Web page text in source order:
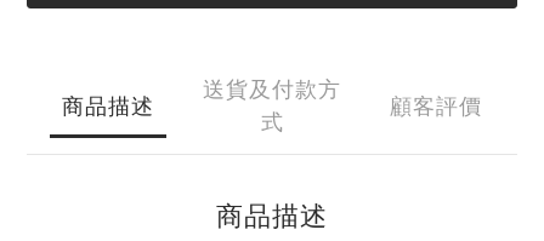
商品描述
送貨及付款方
式
顧客評價
商品描述